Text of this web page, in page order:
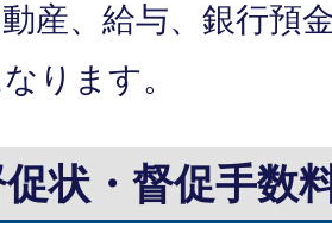
産、給与、銀行預
ります。
状・督促手数